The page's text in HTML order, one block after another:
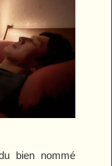
bien nommé